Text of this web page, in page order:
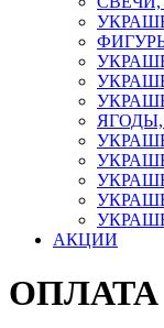
АКЦИИ